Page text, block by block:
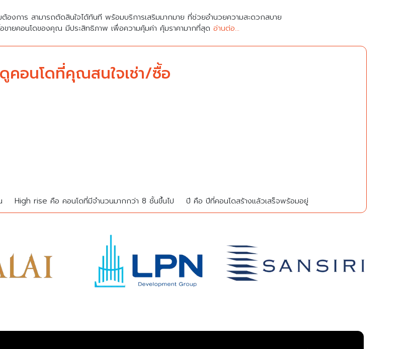
งการ สามารถตัดสินใจได้ทันที พร้อมบริการเสริมมากมาย ที่ช่วยอำนวยความสะดวกสบาย
ขายคอนโดของคุณ มีประสิทธิภาพ เพื่อความคุ้มค่า คุ้มราคามากที่สุด อ่านต่อ...
คอนโดที่คุณสนใจเช่า/ซื้อ
High rise คือ คอนโดที่มีจำนวนมากกว่า 8 ชั้นขึ้นไป ปี คือ ปีที่คอนโดสร้างแล้วเสร็จพร้อมอยู่